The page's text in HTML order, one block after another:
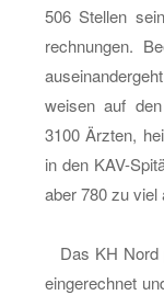
be­
be­
rech­
nun­
gen
des
ken­
hau­
506 Stel­len
rech­nun­gen.
wei­sen auf
3100 Ärz­ten,
in den KAV-
aber 780 zu viel
Das KH Nord
ein­ge­rech­net